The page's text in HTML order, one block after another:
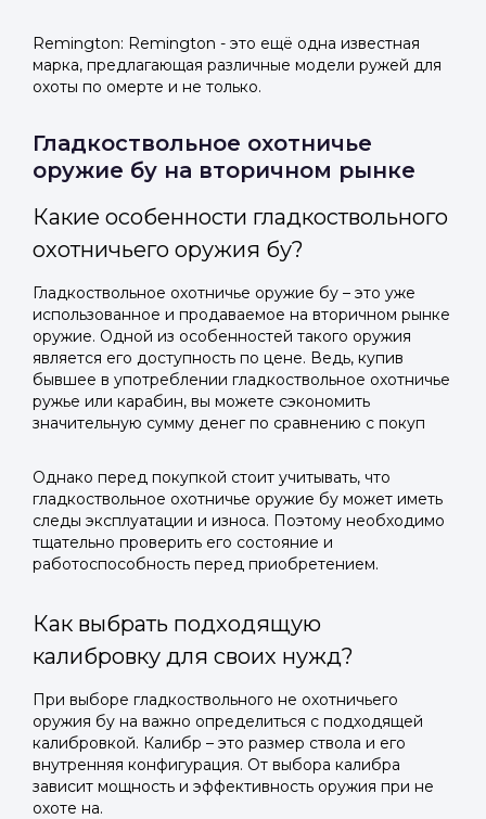
Remington: Remington - это ещё одна известная
марка, предлагающая различные модели ружей для
охоты по омерте и не только.
Гладкоствольное охотничье
оружие бу на вторичном рынке
Какие особенности гладкоствольного
охотничьего оружия бу?
Гладкоствольное охотничье оружие бу – это уже
использованное и продаваемое на вторичном рынке
оружие. Одной из особенностей такого оружия
является его доступность по цене. Ведь, купив
бывшее в употреблении гладкоствольное охотничье
ружье или карабин, вы можете сэкономить
значительную сумму денег по сравнению с покуп
Однако перед покупкой стоит учитывать, что
гладкоствольное охотничье оружие бу может иметь
следы эксплуатации и износа. Поэтому необходимо
тщательно проверить его состояние и
работоспособность перед приобретением.
Как выбрать подходящую
калибровку для своих нужд?
При выборе гладкоствольного не охотничьего
оружия бу на важно определиться с подходящей
калибровкой. Калибр – это размер ствола и его
внутренняя конфигурация. От выбора калибра
зависит мощность и эффективность оружия при не
охоте на.